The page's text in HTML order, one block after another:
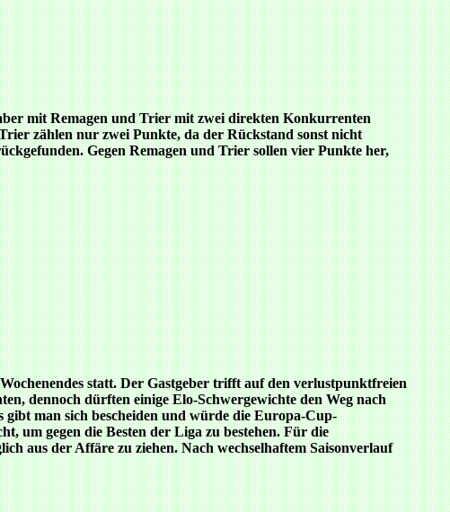
mit Remagen und Trier mit zwei direkten Konkurrenten
zählen nur zwei Punkte, da der Rückstand sonst nicht
Gegen Remagen und Trier sollen vier Punkte her,
statt. Der Gastgeber trifft auf den verlustpunktfreien
dennoch dürften einige Elo-Schwergewichte den Weg nach
man sich bescheiden und würde die Europa-Cup-
um gegen die Besten der Liga zu bestehen. Für die
aus der Affäre zu ziehen. Nach wechselhaftem Saisonverlauf